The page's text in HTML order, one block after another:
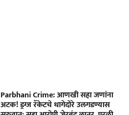
Parbhani Crime: आणखी सहा जणांना
अटक! ड्रग्ज रॅकेटचे धागेदोरे उलगडण्यास